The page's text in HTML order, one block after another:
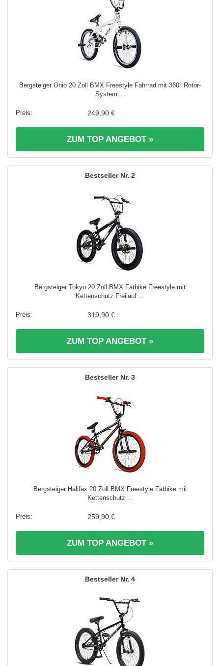
Bergsteiger Ohio 20 Zoll BMX Freestyle Fahrrad mit 360° Rotor-
System ...
249,90 €
ZUM TOP ANGEBOT »
2
Bergsteiger Tokyo 20 Zoll BMX Fatbike Freestyle mit
Kettenschutz Freilauf ...
319,90 €
ZUM TOP ANGEBOT »
3
Bergsteiger Halifax 20 Zoll BMX Freestyle Fatbike mit
Kettenschutz ...
259,90 €
ZUM TOP ANGEBOT »
4